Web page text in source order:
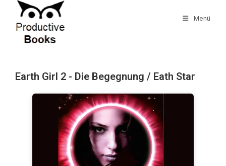
springen
Menü
Earth Girl 2 - Die Begegnung / Eath Star